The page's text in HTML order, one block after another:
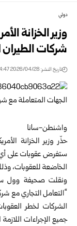
دولي
وزير الخزانة
شركات الطيران
تاريخ النشر: 2026/04/28 4:47 مساءً
واشنطن-سانا
حذّر وزير الخزانة
ستفرض عقوبات على أي
الخاضعة للعقوبات،
ونقلت صحيفة وول
“التعامل التجاري مع
الشركات لخطر
جميع الإجراءات